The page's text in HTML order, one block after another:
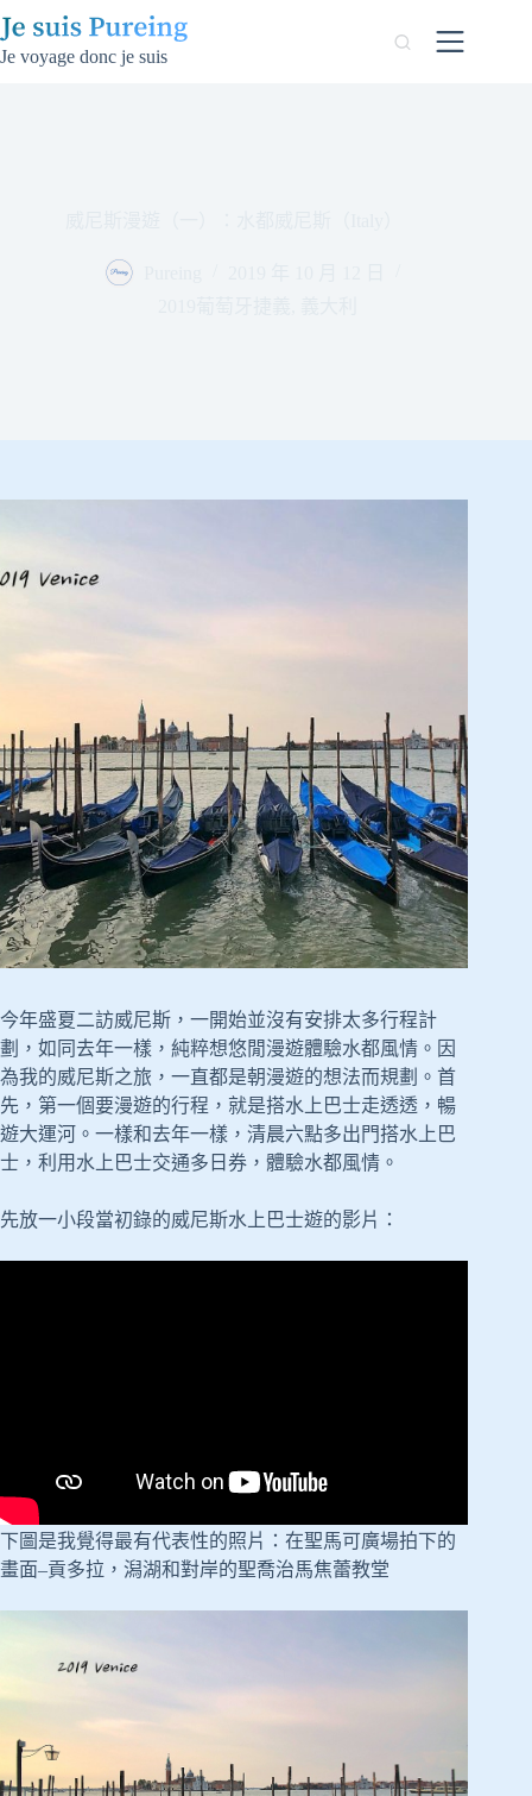
跳
至
Je voyage donc je suis
今年盛夏二訪威尼斯，一開始並沒有安排太多行程計
劃，如同去年一樣，純粹想悠閒漫遊體驗水都風情。因
為我的威尼斯之旅，一直都是朝漫遊的想法而規劃。首
先，第一個要漫遊的行程，就是搭水上巴士走透透，暢
遊大運河。一樣和去年一樣，清晨六點多出門搭水上巴
士，利用水上巴士交通多日券，體驗水都風情。
先放一小段當初錄的威尼斯水上巴士遊的影片：
下圖是我覺得最有代表性的照片：在聖馬可廣場拍下的
畫面–貢多拉，潟湖和對岸的聖喬治馬焦蕾教堂